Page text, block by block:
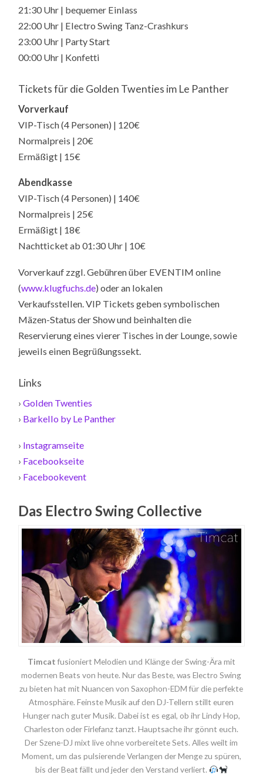
21:30 Uhr | bequemer Einlass
22:00 Uhr | Electro Swing Tanz-Crashkurs
23:00 Uhr | Party Start
00:00 Uhr | Konfetti
Tickets für die Golden Twenties im Le Panther
Vorverkauf
VIP-Tisch (4 Personen) | 120€
Normalpreis | 20€
Ermäßigt | 15€
Abendkasse
VIP-Tisch (4 Personen) | 140€
Normalpreis | 25€
Ermäßigt | 18€
Nachtticket ab 01:30 Uhr | 10€
Vorverkauf zzgl. Gebühren über EVENTIM online
(www.klugfuchs.de) oder an lokalen
Verkaufsstellen. VIP Tickets geben symbolischen
Mäzen-Status der Show und beinhalten die
Reservierung eines vierer Tisches in der Lounge, sowie
jeweils einen Begrüßungssekt.
Links
›Golden Twenties
› Barkello by Le Panther
› Instagramseite
› Facebookseite
› Facebookevent
Das Electro Swing Collective
Timcatfusioniert Melodien und Klänge der Swing-Ära mit
modernen Beats von heute. Nur das Beste, was Electro Swing
zu bieten hat mit Nuancen von Saxophon-EDM für die perfekte
Atmosphäre. Feinste Musik auf den DJ-Tellern stillt euren
Hunger nach guter Musik. Dabei ist es egal, ob ihr Lindy Hop,
Charleston oder Firlefanz tanzt. Hauptsache ihr gönnt euch.
Der Szene-DJ mixt live ohne vorbereitete Sets. Alles weilt im
Moment, um das pulsierende Verlangen der Menge zu spüren,
bis der Beat fällt und jeder den Verstand verliert.